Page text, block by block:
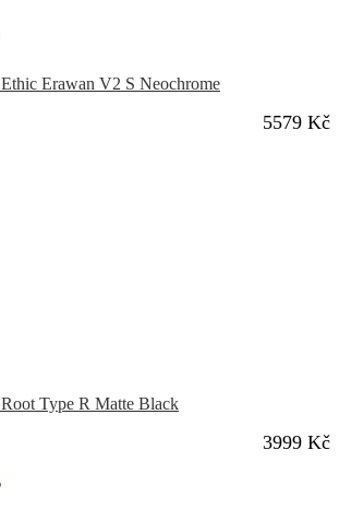
Erawan V2 S Neochrome
5579 Kč
Type R Matte Black
3999 Kč